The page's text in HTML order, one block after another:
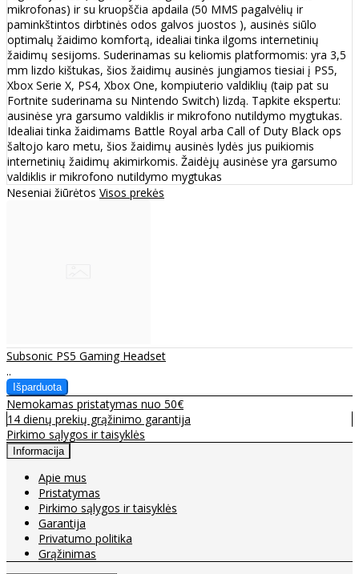
mikrofonas) ir su kruopščia apdaila (50 MMS pagalvėlių ir
paminkštintos dirbtinės odos galvos juostos ), ausinės siūlo
optimalų žaidimo komfortą, idealiai tinka ilgoms internetinių
žaidimų sesijoms. Suderinamas su keliomis platformomis: yra 3,5
mm lizdo kištukas, šios žaidimų ausinės jungiamos tiesiai į PS5,
Xbox Serie X, PS4, Xbox One, kompiuterio valdiklių (taip pat su
Fortnite suderinama su Nintendo Switch) lizdą. Tapkite ekspertu:
ausinėse yra garsumo valdiklis ir mikrofono nutildymo mygtukas.
Idealiai tinka žaidimams Battle Royal arba Call of Duty Black ops
šaltojo karo metu, šios žaidimų ausinės lydės jus puikiomis
internetinių žaidimų akimirkomis. Žaidėjų ausinėse yra garsumo
valdiklis ir mikrofono nutildymo mygtukas
Neseniai žiūrėtos Visos prekės
Subsonic PS5 Gaming Headset
..
Nemokamas pristatymas nuo 50€
14 dienų prekių grąžinimo garantija
Pirkimo sąlygos ir taisyklės
Informacija
Apie mus
Pristatymas
Pirkimo sąlygos ir taisyklės
Garantija
Privatumo politika
Grąžinimas